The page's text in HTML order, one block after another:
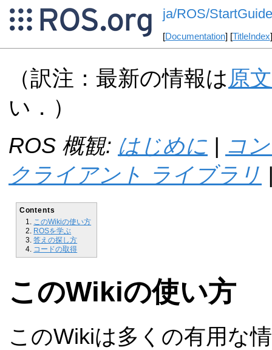
ja/ROS/StartGuide
[Documentation] [TitleIndex
（訳注：最新の情報は 原文
い．）
ROS 概観: はじめに | コ
クライアント ライブラリ
Contents
このWikiの使い方
ROSを学ぶ
答えの探し方
コードの取得
このWikiの使い方
このWikiは多くの有用な